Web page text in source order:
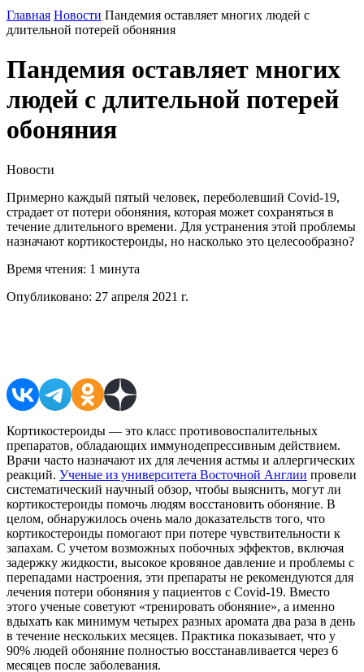
Главная Новости Пандемия оставляет многих людей с
длительной потерей обоняния
Пандемия оставляет многих
людей с длительной потерей
обоняния
Новости
Примерно каждый пятый человек, переболевший Covid-19,
страдает от потери обоняния, которая может сохраняться в
течение длительного времени. Для устранения этой проблемы
назначают кортикостероиды, но насколько это целесообразно?
Время чтения: 1 минута
Опубликовано: 27 апреля 2021 г.
Кортикостероиды — это класс противовоспалительных
препаратов, обладающих иммунодепрессивным действием.
Врачи часто назначают их для лечения астмы и аллергических
реакций. Ученые из университета Восточной Англии провели
систематический научный обзор, чтобы выяснить, могут ли
кортикостероиды помочь людям восстановить обоняние. В
целом, обнаружилось очень мало доказательств того, что
кортикостероиды помогают при потере чувствительности к
запахам. С учетом возможных побочных эффектов, включая
задержку жидкости, высокое кровяное давление и проблемы с
перепадами настроения, эти препараты не рекомендуются для
лечения потери обоняния у пациентов с Covid-19. Вместо
этого ученые советуют «тренировать обоняние», а именно
вдыхать как минимум четырех разных аромата два раза в день
в течение нескольких месяцев. Практика показывает, что у
90% людей обоняние полностью восстанавливается через 6
месяцев после заболевания.